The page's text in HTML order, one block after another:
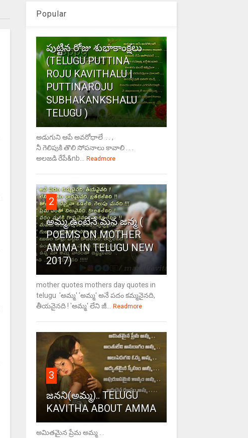
Popular
పుట్టిన రోజు శుభాకాంక్షలు
(TELUGU PUTTINA
ROJU KAVITHALU |
PUTTINAROJU
SUBHAKANKSHALU
TELUGU )
అడుగుని ఆపే అవరోధాలే . . ,
నీ గెలిపుకి తొలి సోపనాలు కావాలి . . .
అలజడి రేపే&nb...
Readmore
2
అమ్మ ఉంటేనే మన జన్మ (
POEMS ON MOTHER
AMMA IN TELUGU NEW
2017)
mother quotes mothers day quotes in
telugu 'అమ్మ' 'అమ్మ' అనే పదం కమ్మనైనది,
తీయనైనది ! 'అమ్మ' లేని జీ...
Readmore
3
జనని(అమ్మ).. TELUGU
KAVITHA ABOUT AMMA
అమితమైన ప్రేమ అమ్మ . .